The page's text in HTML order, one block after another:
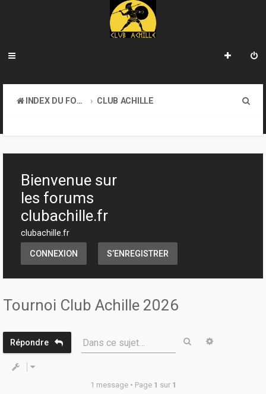
INDEX DU FORUM
CLUB ACHILLE
h
Bienvenue sur
les forums
clubachille.fr
clubachille.fr
CONNEXION S’ENREGISTRER
Tournoi Club Achille 2026
Répondre Dans ce sujet… Rechercher
1 message • Page 1 sur 1